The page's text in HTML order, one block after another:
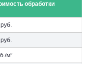
обработки
м²